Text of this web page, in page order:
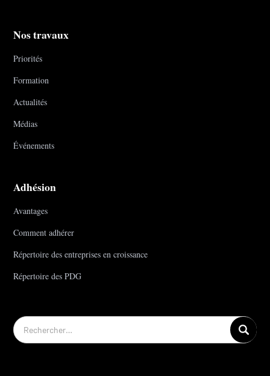
Nos travaux
Priorités
Formation
Actualités
Médias
Événements
Adhésion
Avantages
Comment adhérer
Répertoire des entreprises en croissance
Répertoire des PDG